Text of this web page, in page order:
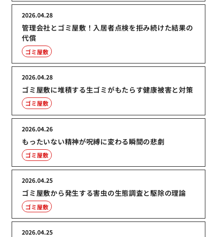
管理会社とゴミ屋敷！入居者点検を拒み続けた結果の
代償
2026.04.28
ゴミ屋敷
ゴミ屋敷に堆積する生ゴミがもたらす健康被害と対策
2026.04.28
ゴミ屋敷
もったいない精神が呪縛に変わる瞬間の悲劇
2026.04.26
ゴミ屋敷
ゴミ屋敷から発生する害虫の生態調査と駆除の理論
2026.04.25
ゴミ屋敷
2026.04.25